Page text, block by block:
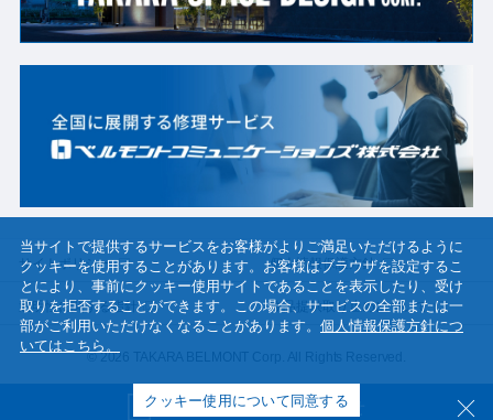
資料請求・お問い合わせ
サイトポリシー 個人情報保護方針
透明性に関する指針 物品提供取り止めについて
© 2026 TAKARA BELMONT Corp. All Rights Reserved.
当サイトで提供するサービスをお客様がよりご満足いただけるように
クッキーを使用することがあります。お客様はブラウザを設定するこ
とにより、事前にクッキー使用サイトであることを表示したり、受け
取りを拒否することができます。この場合、サービスの全部または一
部がご利用いただけなくなることがあります。​ ​個人情報保護方針につ
いてはこちら。
クッキー使用について同意する